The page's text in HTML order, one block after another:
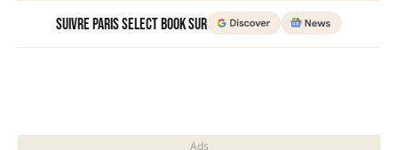
Suivre Paris Select Book sur